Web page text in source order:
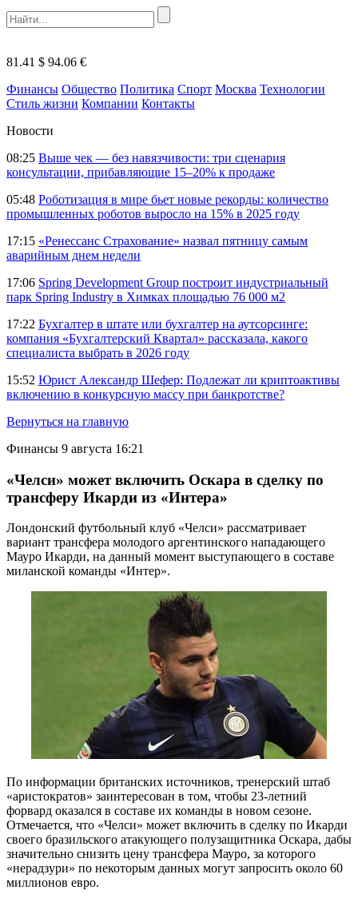
81.41 $ 94.06 €
Финансы Общество Политика Спорт Москва Технологии
Стиль жизни Компании Контакты
Новости
08:25 Выше чек — без навязчивости: три сценария
консультации, прибавляющие 15–20% к продаже
05:48 Роботизация в мире бьет новые рекорды: количество
промышленных роботов выросло на 15% в 2025 году
17:15 «Ренессанс Страхование» назвал пятницу самым
аварийным днем недели
17:06 Spring Development Group построит индустриальный
парк Spring Industry в Химках площадью 76 000 м2
17:22 Бухгалтер в штате или бухгалтер на аутсорсинге:
компания «Бухгалтерский Квартал» рассказала, какого
специалиста выбрать в 2026 году
15:52 Юрист Александр Шефер: Подлежат ли криптоактивы
включению в конкурсную массу при банкротстве?
Вернуться на главную
Финансы 9 августа 16:21
«Челси» может включить Оскара в сделку по
трансферу Икарди из «Интера»
Лондонский футбольный клуб «Челси» рассматривает
вариант трансфера молодого аргентинского нападающего
Мауро Икарди, на данный момент выступающего в составе
миланской команды «Интер».
По информации британских источников, тренерский штаб
«аристократов» заинтересован в том, чтобы 23-летний
форвард оказался в составе их команды в новом сезоне.
Отмечается, что «Челси» может включить в сделку по Икарди
своего бразильского атакующего полузащитника Оскара, дабы
значительно снизить цену трансфера Мауро, за которого
«нерадзури» по некоторым данных могут запросить около 60
миллионов евро.